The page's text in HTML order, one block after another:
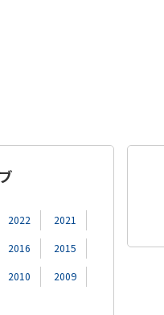
2022
2021
2016
2015
2010
2009